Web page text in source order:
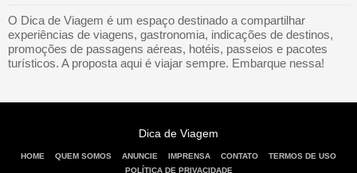
O Dica de Viagem é um espaço destinado a compartilhar
experiências de viagens, gastronomia, indicações de destinos,
promoções de passagens aéreas, hotéis, passeios e pacotes
turísticos. A proposta aqui é viajar sempre. Embarque nessa!
Dica de Viagem
HOME QUEM SOMOS ANUNCIE IMPRENSA CONTATO
TERMOS DE USO
POLÍTICA DE PRIVACIDADE